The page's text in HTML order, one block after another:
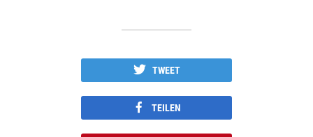
TWEET
TEILEN